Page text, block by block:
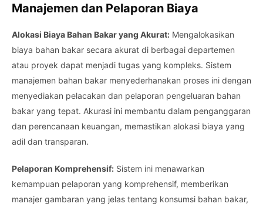
Manajemen dan Pelaporan Biaya
Alokasi Biaya Bahan Bakar yang Akurat: Mengalokasikan
biaya bahan bakar secara akurat di berbagai departemen
atau proyek dapat menjadi tugas yang kompleks. Sistem
manajemen bahan bakar menyederhanakan proses ini dengan
menyediakan pelacakan dan pelaporan pengeluaran bahan
bakar yang tepat. Akurasi ini membantu dalam penganggaran
dan perencanaan keuangan, memastikan alokasi biaya yang
adil dan transparan.
Pelaporan Komprehensif: Sistem ini menawarkan
kemampuan pelaporan yang komprehensif, memberikan
manajer gambaran yang jelas tentang konsumsi bahan bakar,